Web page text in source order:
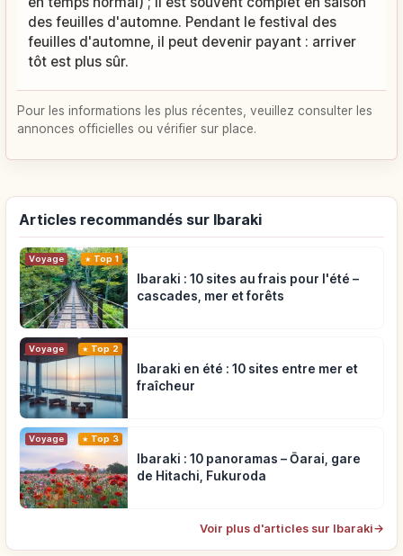
des feuilles d'automne. Pendant le festival des
feuilles d'automne, il peut devenir payant : arriver
tôt est plus sûr.
Pour les informations les plus récentes, veuillez consulter les
annonces officielles ou vérifier sur place.
Articles recommandés sur Ibaraki
Voyage Top 1
Ibaraki : 10 sites au frais pour l'été –
cascades, mer et forêts
Voyage Top 2
Ibaraki en été : 10 sites entre mer et
fraîcheur
Voyage Top 3
Ibaraki : 10 panoramas – Ōarai, gare
de Hitachi, Fukuroda
Voir plus d'articles sur Ibaraki→